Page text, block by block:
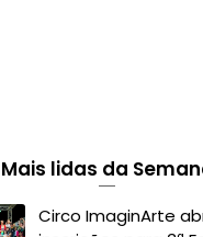
Mais lidas da
Circo ImaginArte